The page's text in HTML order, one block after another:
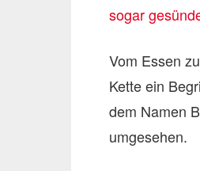
sogar
Vom Essen
Kette ein
dem Namen
umgesehen.